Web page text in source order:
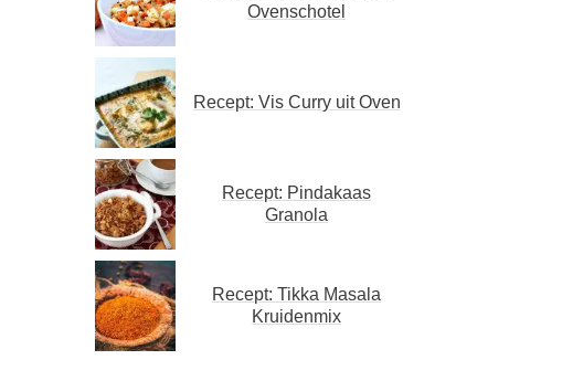
Ovenschotel
Recept: Vis Curry uit Oven
Recept: Pindakaas
Granola
Recept: Tikka Masala
Kruidenmix